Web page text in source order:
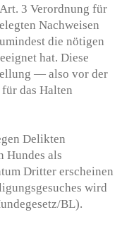
3 Verordnung für
Nachweisen
die nötigen
hat. Diese
— also vor der
das Halten
Delikten
Hundes als
Dritter erscheinen
wird
BL).